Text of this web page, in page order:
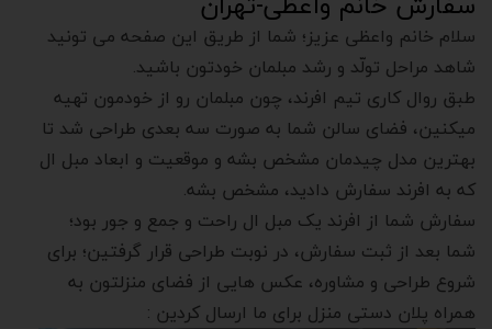
سلام خانم واعظی عزیز؛ شما از طریق این صفحه می تونید
شاهد مراحل تولّد و رشد مبلمان خودتون باشید.
طبق روال کاری تیم افرند، چون مبلمان رو از خودمون تهیه
میکنین، فضای سالن شما به صورت سه بعدی طراحی شد تا
بهترین مدل چیدمان مشخص بشه و موقعیت و ابعاد مبل ال
که به افرند سفارش دادید، مشخص بشه.
سفارش شما از افرند یک مبل ال راحت و جمع و جور بود؛
شما بعد از ثبت سفارش، در نوبت طراحی قرار گرفتین؛ برای
شروع طراحی و مشاوره، عکس هایی از فضای منزلتون به
همراه پلان دستی منزل برای ما ارسال کردین :